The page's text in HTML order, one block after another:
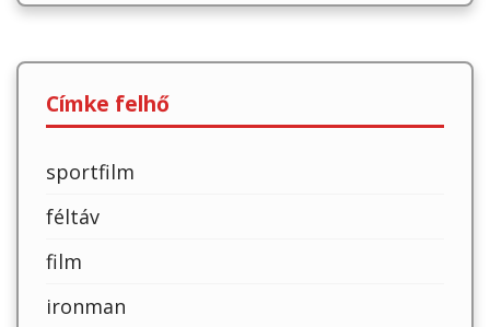
Címke felhő
sportfilm
féltáv
film
ironman